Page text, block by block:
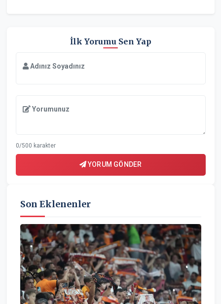
İlk Yorumu Sen Yap
Adınız Soyadınız
Yorumunuz
0/500 karakter
YORUM GÖNDER
Son Eklenenler